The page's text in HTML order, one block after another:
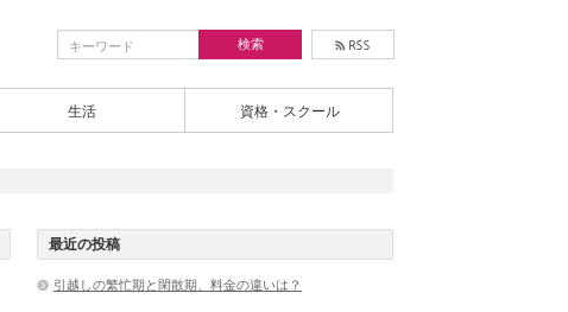
生活 資格・スクール
最近の投稿
引越しの繁忙期と閑散期、料金の違いは？